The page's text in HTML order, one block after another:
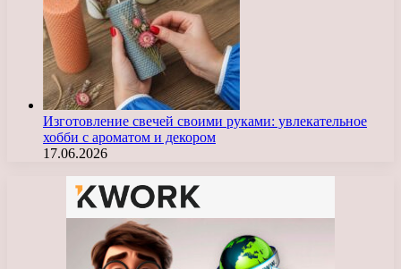
Изготовление свечей своими руками: увлекательное
хобби с ароматом и декором
17.06.2026